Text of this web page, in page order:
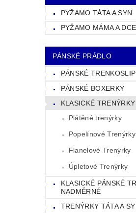
PYŽAMO TÁTA A SYN
PYŽAMO MÁMA A
PÁNSKÉ PRÁDLO
PÁNSKÉ
PÁNSKÉ BOXERKY
KLASICKÉ TRENÝRKY
Plátěné trenýrky
Popelínové Trenýrky
Flanelové Trenýrky
Úpletové Trenýrky
KLASICKÉ PÁNSKÉ
NADMĚRNÉ
TRENÝRKY TÁTA A